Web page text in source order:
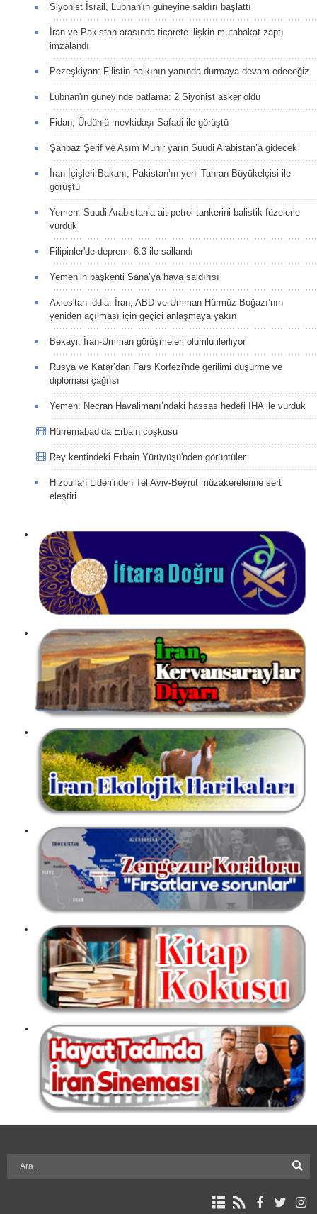
Siyonist İsrail, Lübnan'ın güneyine saldırı başlattı
İran ve Pakistan arasında ticarete ilişkin mutabakat zaptı
imzalandı
Pezeşkiyan: Filistin halkının yanında durmaya devam edeceğiz
Lübnan'ın güneyinde patlama: 2 Siyonist asker öldü
Fidan, Ürdünlü mevkidaşı Safadi ile görüştü
Şahbaz Şerif ve Asım Münir yarın Suudi Arabistan’a gidecek
İran İçişleri Bakanı, Pakistan’ın yeni Tahran Büyükelçisi ile
görüştü
Yemen: Suudi Arabistan’a ait petrol tankerini balistik füzelerle
vurduk
Filipinler'de deprem: 6.3 ile sallandı
Yemen’in başkenti Sana’ya hava saldırısı
Axios'tan iddia: İran, ABD ve Umman Hürmüz Boğazı’nın
yeniden açılması için geçici anlaşmaya yakın
Bekayi: İran-Umman görüşmeleri olumlu ilerliyor
Rusya ve Katar’dan Fars Körfezi'nde gerilimi düşürme ve
diplomasi çağrısı
Yemen: Necran Havalimanı’ndaki hassas hedefi İHA ile vurduk
Hürremabad’da Erbain coşkusu
Rey kentindeki Erbain Yürüyüşü'nden görüntüler
Hizbullah Lideri'nden Tel Aviv-Beyrut müzakerelerine sert
eleştiri